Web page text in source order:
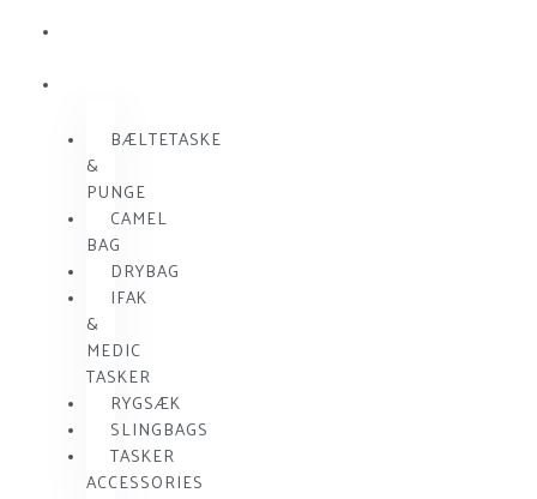
BÆLTETASKE
&
PUNGE
CAMEL
BAG
DRYBAG
IFAK
&
MEDIC
TASKER
RYGSÆK
SLINGBAGS
TASKER
ACCESSORIES